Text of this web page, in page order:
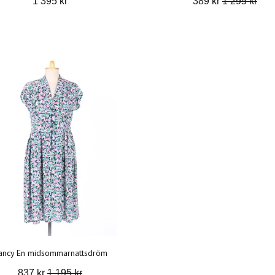
En midsommarnattsdröm
837 kr 1 195 kr